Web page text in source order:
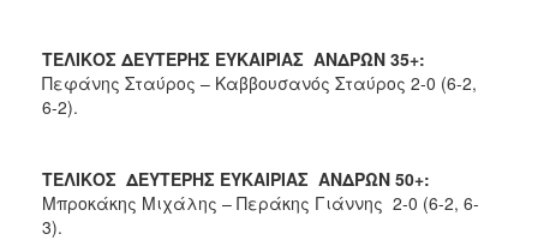
ΤΕΛΙΚΟΣ ΔΕΥΤΕΡΗΣ ΕΥΚΑΙΡΙΑΣ ΑΝΔΡΩΝ 35+:
Πεφάνης Σταύρος – Καββουσανός Σταύρος 2-0 (6-2,
6-2).
ΤΕΛΙΚΟΣ ΔΕΥΤΕΡΗΣ ΕΥΚΑΙΡΙΑΣ ΑΝΔΡΩΝ 50+:
Μπροκάκης Μιχάλης – Περάκης Γιάννης 2-0 (6-2, 6-
3).